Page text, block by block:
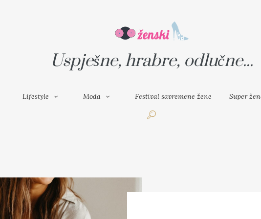
SUPER ŽENA
Uspješne, hrabre, odlučne...
Lifestyle Moda Festival savremene žene Super